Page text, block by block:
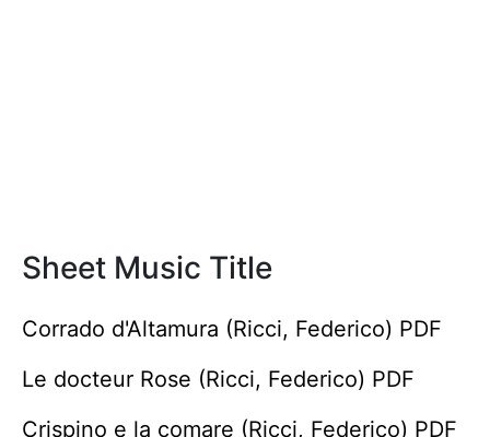
Sheet Music Title
Corrado d'Altamura (Ricci, Federico) PDF
Le docteur Rose (Ricci, Federico) PDF
Crispino e la comare (Ricci, Federico) PDF